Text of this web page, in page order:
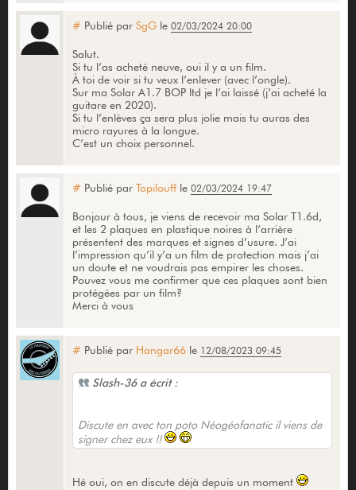
# Publié par SgGle 02/03/2024 20:00
Salut.
Si tu l’as acheté neuve, oui il y a un film.
À toi de voir si tu veux l’enlever (avec l’ongle).
Sur ma Solar A1.7 BOP ltd je l’ai laissé (j’ai acheté la
guitare en 2020).
Si tu l’enlèves ça sera plus jolie mais tu auras des
micro rayures à la longue.
C’est un choix personnel.
# Publié par Topilouffle 02/03/2024 19:47
Bonjour à tous, je viens de recevoir ma Solar T1.6d,
et les 2 plaques en plastique noires à l’arrière
présentent des marques et signes d’usure. J’ai
l’impression qu’il y’a un film de protection mais j’ai
un doute et ne voudrais pas empirer les choses.
Pouvez vous me confirmer que ces plaques sont bien
protégées par un film?
Merci à vous
# Publié par Hangar66le 12/08/2023 09:45
Slash-36 a écrit :
Discute en avec ton poto Néogéofanatic il viens de
signer chez eux !!
Hé oui, on en discute déjà depuis un moment